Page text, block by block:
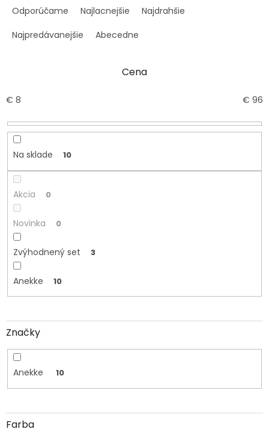
a
e
r
d
t
Odporúčame Najlacnejšie
Najdrahšie
Najpredávanejšie
Abecedne
Cena
€ 8 € 96
Na sklade 10
Akcia 0
Novinka 0
Zvýhodnený set 3
Anekke 10
Značky
Anekke 10
Farba